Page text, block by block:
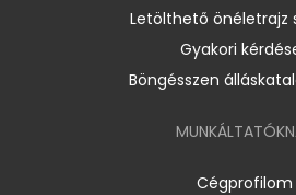
Letölthető önéletrajz
Gyakori
Böngésszen
Cégprofilom